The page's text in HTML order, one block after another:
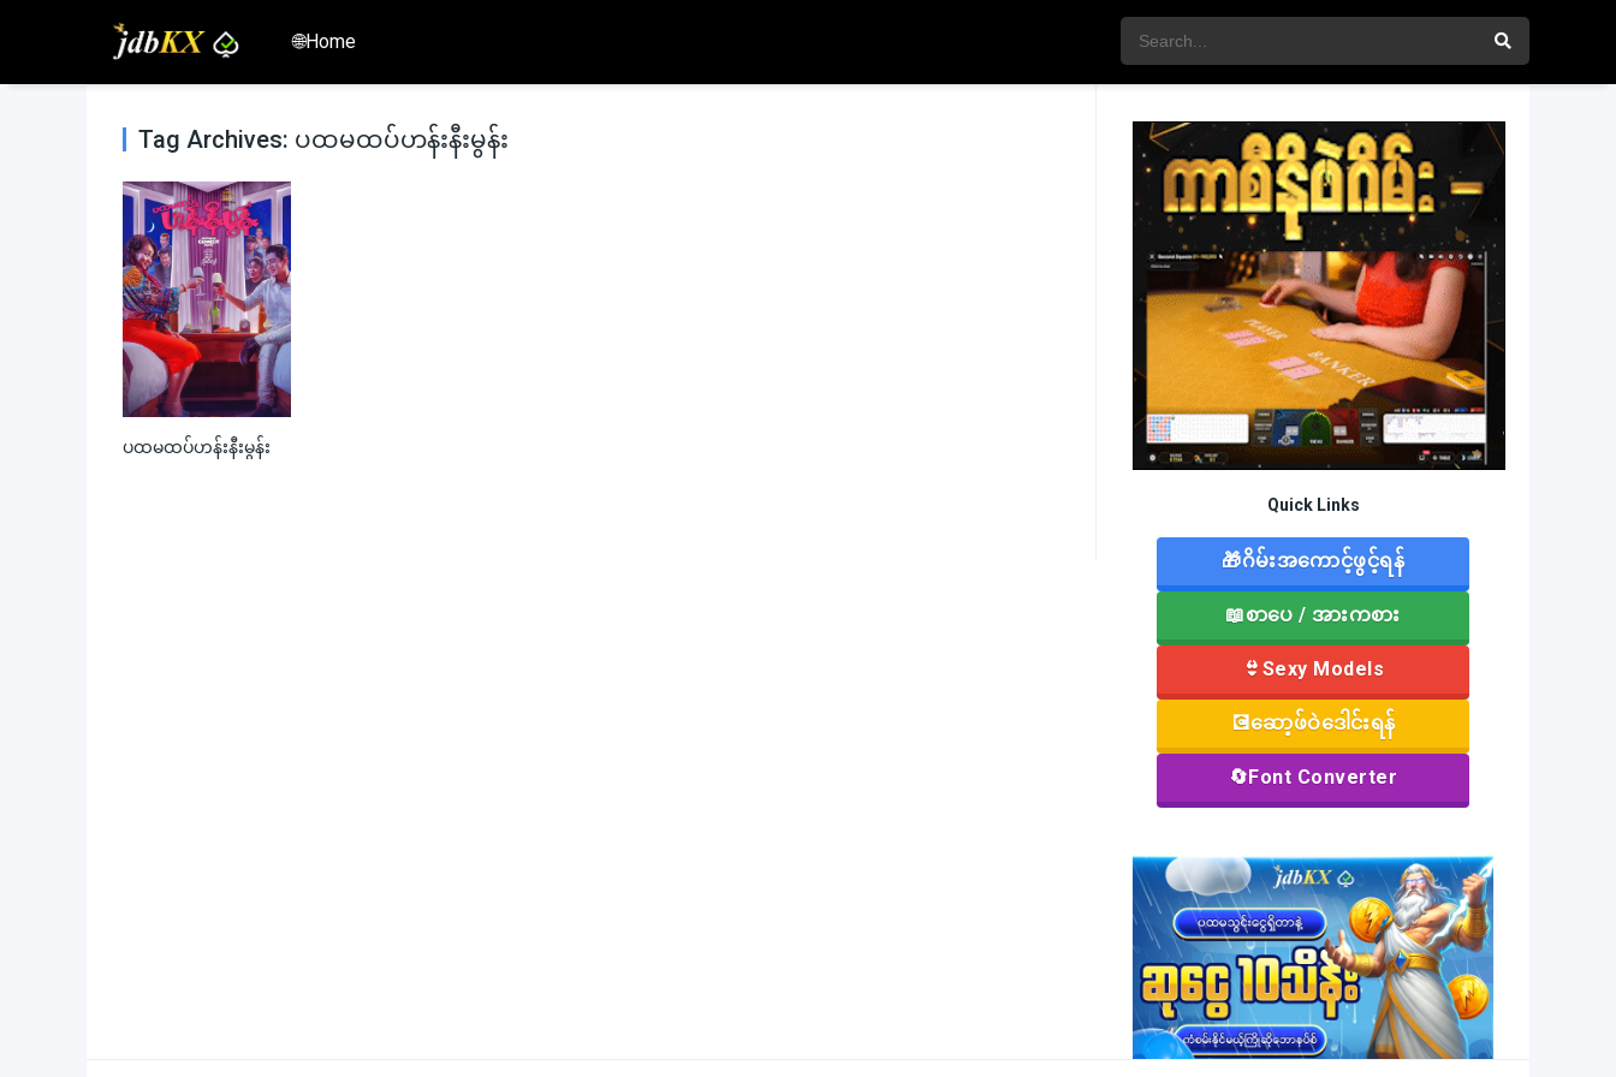
🌐Home
Tag Archives: ပထမထပ်ဟန်းနီးမွန်း
ပထမထပ်ဟန်းနီးမွန်း
Quick Links
🎁ဂိမ်းအကောင့်ဖွင့်ရန်
📖စာပေ / အားကစား
👙Sexy Models
💽ဆော့ဖ်ဝဲဒေါင်းရန်
🔄Font Converter